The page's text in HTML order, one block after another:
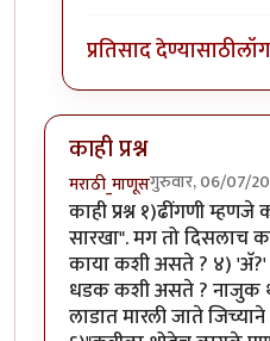
प्रतिसाद देण्यासाठी
काही प्रश्न
मराठी_माणूसगुरुवार, 06/07/
काही प्रश्न १)ढींगणी
सारखा". मग तो दिसलाच
काया कशी असते ? ४)
धडक कशी असते ? नाजुक
लाडात मारली जाते जिच्याने